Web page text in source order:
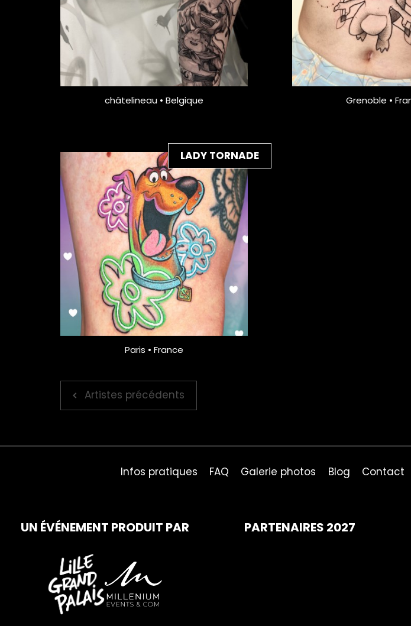
châtelineau • Belgique Grenoble •
LADY TORNADE
Paris • France
Artistes précédents
Infos pratiques FAQ Galerie photos Blog Contact
UN ÉVÉNEMENT PRODUIT PAR PARTENAIRES 2027